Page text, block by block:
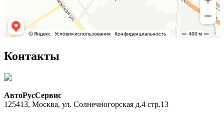
Контакты
АвтоРусСервис
125413, Москва, ул. Солнечногорская д.4 стр.13